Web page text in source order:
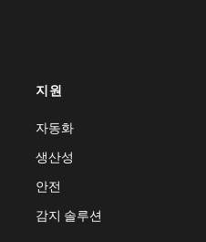
지원
자동화
생산성
안전
감지 솔루션